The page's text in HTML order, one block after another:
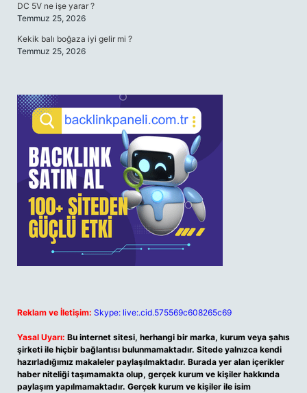
DC 5V ne işe yarar ?
Temmuz 25, 2026
Kekik balı boğaza iyi gelir mi ?
Temmuz 25, 2026
Reklam ve İletişim: Skype: live:.cid.575569c608265c69
Yasal Uyarı: Bu internet sitesi, herhangi bir marka, kurum veya şahıs
şirketi ile hiçbir bağlantısı bulunmamaktadır. Sitede yalnızca kendi
hazırladığımız makaleler paylaşılmaktadır. Burada yer alan içerikler
haber niteliği taşımamakta olup, gerçek kurum ve kişiler hakkında
paylaşım yapılmamaktadır. Gerçek kurum ve kişiler ile isim